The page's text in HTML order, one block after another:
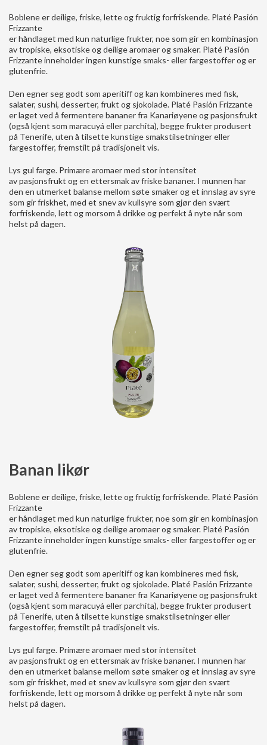
Boblene er deilige, friske, lette og fruktig forfriskende. Platé Pasión
Frizzante
er håndlaget med kun naturlige frukter, noe som gir en kombinasjon
av tropiske, eksotiske og deilige aromaer og smaker. Platé Pasión
Frizzante inneholder ingen kunstige smaks- eller fargestoffer og er
glutenfrie.
Den egner seg godt som aperitiff og kan kombineres med fisk,
salater, sushi, desserter, frukt og sjokolade. Platé Pasión Frizzante
er laget ved å fermentere bananer fra Kanariøyene og pasjonsfrukt
(også kjent som maracuyá eller parchita), begge frukter produsert
på Tenerife, uten å tilsette kunstige smakstilsetninger eller
fargestoffer, fremstilt på tradisjonelt vis.
Lys gul farge. Primære aromaer med stor intensitet
av pasjonsfrukt og en ettersmak av friske bananer. I munnen har
den en utmerket balanse mellom søte smaker og et innslag av syre
som gir friskhet, med et snev av kullsyre som gjør den svært
forfriskende, lett og morsom å drikke og perfekt å nyte når som
helst på dagen.
Banan likør
Boblene er deilige, friske, lette og fruktig forfriskende. Platé Pasión
Frizzante
er håndlaget med kun naturlige frukter, noe som gir en kombinasjon
av tropiske, eksotiske og deilige aromaer og smaker. Platé Pasión
Frizzante inneholder ingen kunstige smaks- eller fargestoffer og er
glutenfrie.
Den egner seg godt som aperitiff og kan kombineres med fisk,
salater, sushi, desserter, frukt og sjokolade. Platé Pasión Frizzante
er laget ved å fermentere bananer fra Kanariøyene og pasjonsfrukt
(også kjent som maracuyá eller parchita), begge frukter produsert
på Tenerife, uten å tilsette kunstige smakstilsetninger eller
fargestoffer, fremstilt på tradisjonelt vis.
Lys gul farge. Primære aromaer med stor intensitet
av pasjonsfrukt og en ettersmak av friske bananer. I munnen har
den en utmerket balanse mellom søte smaker og et innslag av syre
som gir friskhet, med et snev av kullsyre som gjør den svært
forfriskende, lett og morsom å drikke og perfekt å nyte når som
helst på dagen.